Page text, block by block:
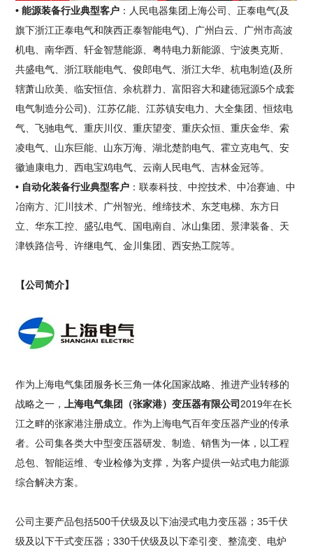
• 能源装备行业典型客户 ：人民电器集团上海公司、正泰电气(及
旗下浙江正泰电气和陕西正泰智能电气)、广州白云、广州市高波
机电、南华西、轩金智慧能源、粤特电力新能源、宁波奥克斯、
共盛电气、浙江联能电气、俊郎电气、浙江大华、杭电制造(及所
辖萧山欣美、临安恒信、余杭群力、富阳容大和建德冠源5个成套
电气制造分公司)、江苏亿能、江苏镇安电力、大全集团、恒炫电
气、飞驰电气、重庆川仪、重庆望变、重庆众恒、重庆金华、索
凌电气、山东巨能、山东万海、湖北楚韵电气、霍立克电气、安
徽迪康电力、西电宝鸡电气、云南人民电气、吉林金冠等。
• 自动化装备行业典型客户 ：联泰科技、中控技术、中冶赛迪、中
冶南方、汇川技术、广州智光、维缔技术、东芝电梯、东方日
立、华东工控、盛弘电气、国电南自、冰山集团、景津装备、天
津铁路信号、许继电气、金川集团、西安热工院等。
【公司简介】
作为上海电气集团服务长三角一体化国家战略、推进产业转移的
战略之一，
上海电气集团（张家港）变压器有限公司 2019年在长
江之畔的张家港注册成立。作为上海电气百年变压器产业的传承
者。公司集各类大中型变压器研发、制造、销售为一体，以工程
总包、智能运维、专业检修为支撑，为客户提供一站式电力能源
综合解决方案。
公司主要产品包括500千伏级及以下油浸式电力变压器；35千伏
级及以下干式变压器；330千伏级及以下牵引变、整流变、电炉